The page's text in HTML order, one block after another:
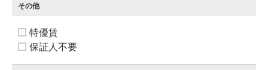
その他
特優賃
保証人不要